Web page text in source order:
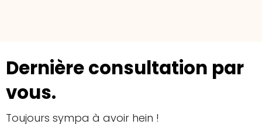
Dernière consultation par
vous.
Toujours sympa à avoir hein !